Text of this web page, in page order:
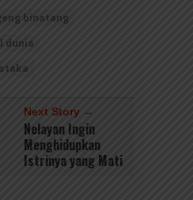
binatang
dunia
Next Story →
Nelayan Ingin
Menghidupkan
Istrinya yang Mati